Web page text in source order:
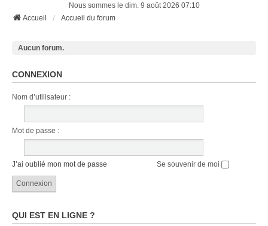
Nous sommes le dim. 9 août 2026 07:10
Accueil
Accueil du forum
Aucun forum.
CONNEXION
Nom d’utilisateur :
Mot de passe :
J’ai oublié mon mot de passe Se souvenir de moi
QUI EST EN LIGNE ?